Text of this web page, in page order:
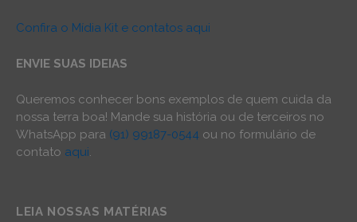
Confira o Mídia Kit e contatos aqui
ENVIE SUAS IDEIAS
Queremos conhecer bons exemplos de quem cuida da
nossa terra boa! Mande sua história ou de terceiros no
WhatsApp para (91) 99187-0544 ou no formulário de
contato aqui.
LEIA NOSSAS MATÉRIAS